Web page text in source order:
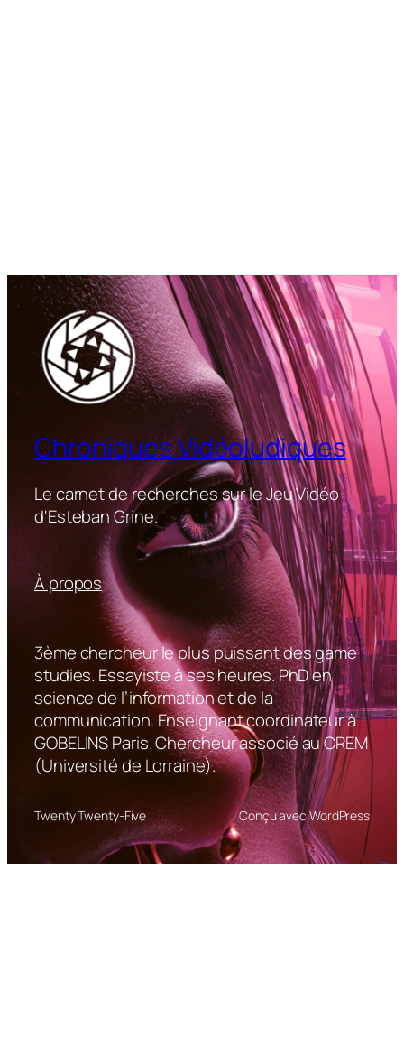
Chroniques Vidéoludiques
Le carnet de recherches sur le Jeu Vidéo
d'Esteban Grine.
À propos
3ème chercheur le plus puissant des game
studies. Essayiste à ses heures. PhD en
science de l’information et de la
communication. Enseignant coordinateur à
GOBELINS Paris. Chercheur associé au CREM
(Université de Lorraine).
Twenty Twenty-Five Conçu avec WordPress